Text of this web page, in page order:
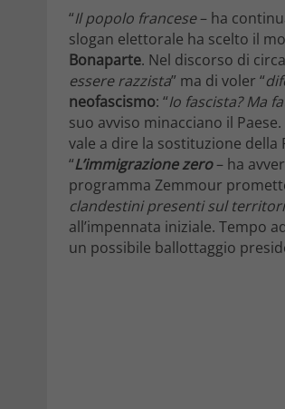
“Il popolo francese– ha
slogan elettorale ha scelto il
Bonaparte. Nel discorso di
essere razzista” ma di voler “
neofascismo: “Io fascista? Ma
suo avviso minacciano il
vale a dire la sostituzione della
“L’immigrazione zero– ha
programma Zemmour
clandestini presenti sul
all’impennata iniziale. Tempo
un possibile ballottaggio